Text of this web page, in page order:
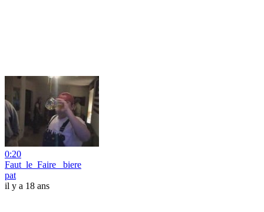
0:20
Faut_le_Faire_ biere
pat
il y a 18 ans